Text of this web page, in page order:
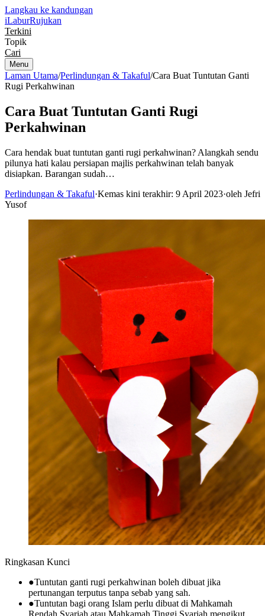
Langkau ke kandungan
iLaburRujukan
Terkini
Topik
Cari
Menu
Laman Utama/Perlindungan & Takaful/Cara Buat Tuntutan Ganti
Rugi Perkahwinan
Cara Buat Tuntutan Ganti Rugi
Perkahwinan
Cara hendak buat tuntutan ganti rugi perkahwinan? Alangkah sendu
pilunya hati kalau persiapan majlis perkahwinan telah banyak
disiapkan. Barangan sudah…
Perlindungan & Takaful·Kemas kini terakhir: 9 April 2023·oleh Jefri
Yusof
Ringkasan Kunci
●Tuntutan ganti rugi perkahwinan boleh dibuat jika
pertunangan terputus tanpa sebab yang sah.
●Tuntutan bagi orang Islam perlu dibuat di Mahkamah
Rendah Syariah atau Mahkamah Tinggi Syariah mengikut